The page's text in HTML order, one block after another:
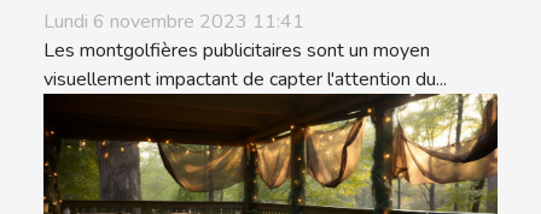
Lundi 6 novembre 2023 11:41
Les montgolfières publicitaires sont un moyen
visuellement impactant de capter l'attention du...